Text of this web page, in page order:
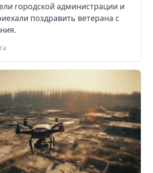
городской администрации и
поздравить ветерана с